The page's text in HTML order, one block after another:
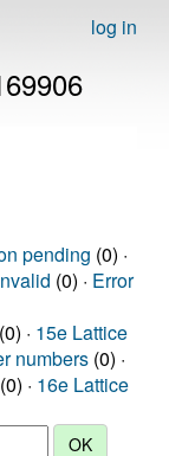
log in
pending (0) ·
(0) · Error
(0) · 15e Lattice
numbers (0) ·
(0) · 16e Lattice